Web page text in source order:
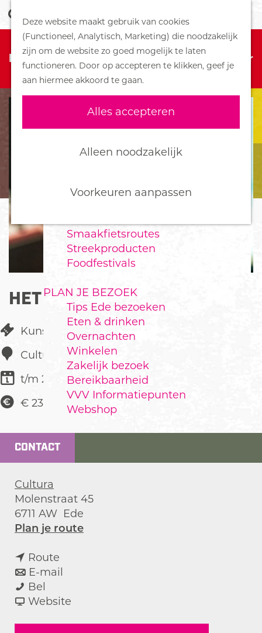
Deze website maakt gebruik van cookies
(Functioneel, Analytisch, Marketing) die noodzakelijk
zijn om de website zo goed mogelijk te laten
functioneren. Door op accepteren te klikken, geef je
aan hiermee akkoord te gaan.
Alles accepteren
Alleen noodzakelijk
Voorkeuren aanpassen
G
n
a
e
p
a
g
e
o
e
k
e
n
M
e
n
u
DORPEN
Bennekom
De Klomp
Deelen
Ederveen
Harskamp
Hoenderloo
Wekerom
Smaakfietsroutes
Streekproducten
Foodfestivals
PLAN JE BEZOEK
Tips Ede bezoeken
Eten & drinken
Overnachten
Winkelen
Zakelijk bezoek
Bereikbaarheid
VVV Informatiepunten
Webshop
Sorry, deze activiteit is niet meer
beschikbaar. Bekijk het
actuele aanbod
voor
de beschikbare opties.
HET ZESDE METAAL
Kunst & Cultuur
Cultura
t/m 28 februari
€ 23,00
CONTACT
Cultura
Molenstraat 45
6711 AW Ede
Plan je routen
Route
a
r
E-mail
a
Bel
e
Website